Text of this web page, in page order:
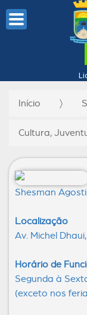
Início
Cultura,
Shesman
Localização
Av. Michel
Horário de
Segunda à
(exceto nos